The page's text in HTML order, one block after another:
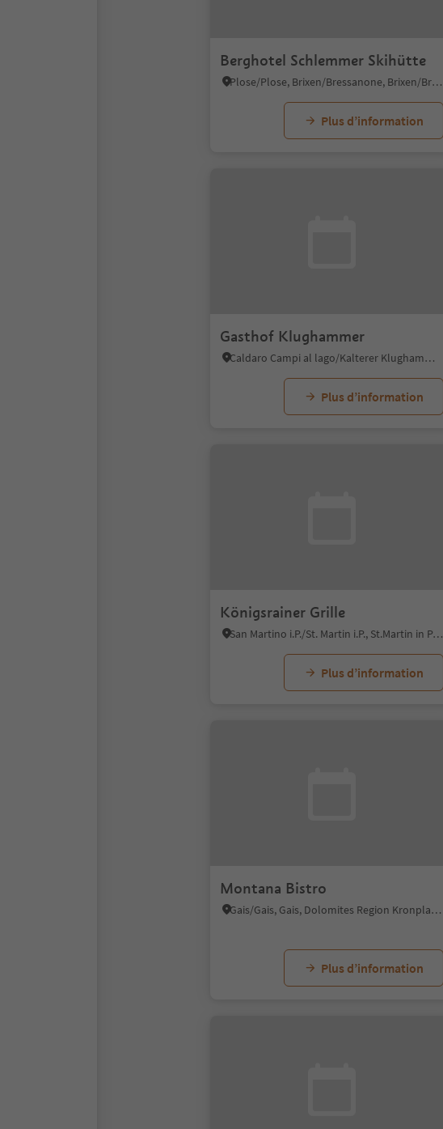
Berghotel Schlemmer Skihütte
Plose/Plose, Brixen/Bressanone, Brixen/Bressanone and environs
Plus d’information
Gasthof Klughammer
Caldaro Campi al lago/Kalterer Klughammer, Kaltern an der Weinstraße/Caldaro sulla Strada del Vino, Alto Adige Wine Road
Plus d’information
Königsrainer Grille
San Martino i.P./St. Martin i.P., St.Martin in Passeier/San Martino in Passiria, Meran/Merano and environs
Plus d’information
Montana Bistro
Gais/Gais, Gais, Dolomites Region Kronplatz/Plan de Corones
Plus d’information